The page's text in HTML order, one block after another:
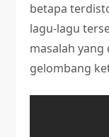
betapa
lagu-lagu
masalah
gelombang